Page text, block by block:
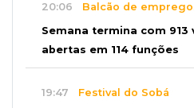
20:06 Balcão de
Semana termina com
abertas em 114 funções
19:47 Festival do Sobá